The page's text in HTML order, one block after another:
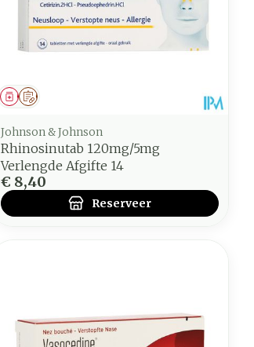
Op voorschrift
Geneesmiddel
Johnson & Johnson
Rhinosinutab 120mg/5mg
Verlengde Afgifte 14
€ 8,40
Reserveer